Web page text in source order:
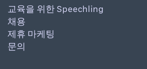
교육을 위한 Speechling
채용
제휴 마케팅
문의